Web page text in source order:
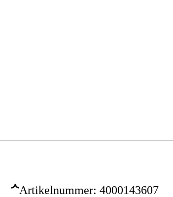
Artikelnummer: 4000143607